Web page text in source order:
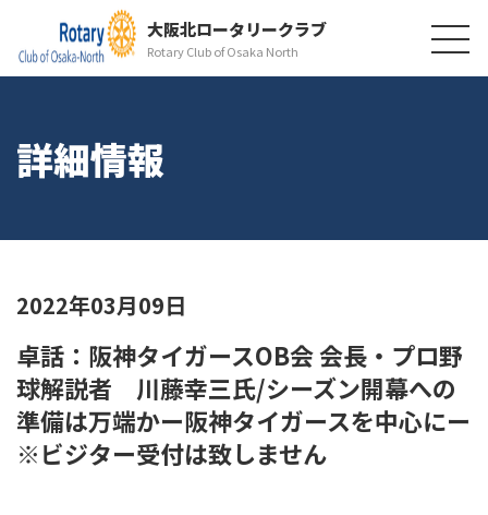
大阪北ロータリークラブ
Rotary Club of Osaka North
詳細情報
2022年03月09日
卓話：阪神タイガースOB会 会長・プロ野
球解説者 川藤幸三氏/シーズン開幕への
準備は万端かー阪神タイガースを中心にー
※ビジター受付は致しません